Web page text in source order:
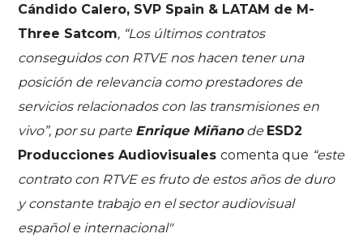
Cándido Calero, SVP Spain & LATAM de M-
Three Satcom, “Los últimos contratos
conseguidos con RTVE nos hacen tener una
posición de relevancia como prestadores de
servicios relacionados con las transmisiones en
vivo”, por su parte Enrique Miñanode ESD2
Producciones Audiovisualescomenta que “este
contrato con RTVE es fruto de estos años de duro
y constante trabajo en el sector audiovisual
español e internacional"